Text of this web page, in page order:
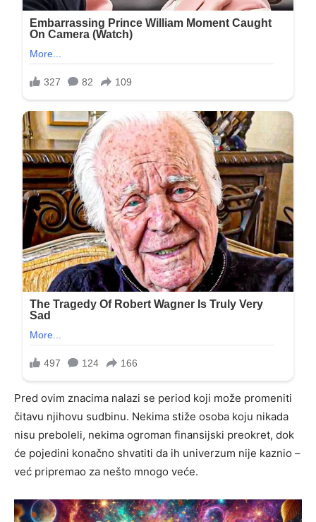
Pred ovim znacima nalazi se period koji može promeniti
čitavu njihovu sudbinu. Nekima stiže osoba koju nikada
nisu preboleli, nekima ogroman finansijski preokret, dok
će pojedini konačno shvatiti da ih univerzum nije kaznio –
već pripremao za nešto mnogo veće.